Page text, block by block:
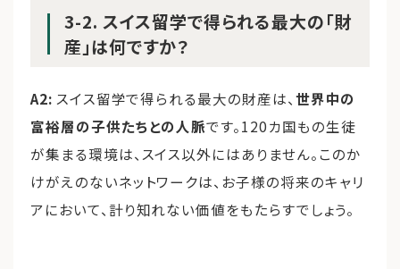
3-2. スイス留学で得られる最大の「財
産」は何ですか？
A2: スイス留学で得られる最大の財産は、 世界中の
富裕層の子供たちとの人脈です。120カ国もの生徒
が集まる環境は、スイス以外にはありません。このか
けがえのないネットワークは、お子様の将来のキャリ
アにおいて、計り知れない価値をもたらすでしょう。